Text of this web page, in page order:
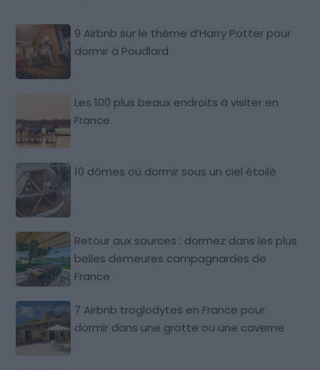
9 Airbnb sur le thème d’Harry Potter pour
dormir à Poudlard
Les 100 plus beaux endroits à visiter en
France
10 dômes où dormir sous un ciel étoilé
Retour aux sources : dormez dans les plus
belles demeures campagnardes de
France
7 Airbnb troglodytes en France pour
dormir dans une grotte ou une caverne